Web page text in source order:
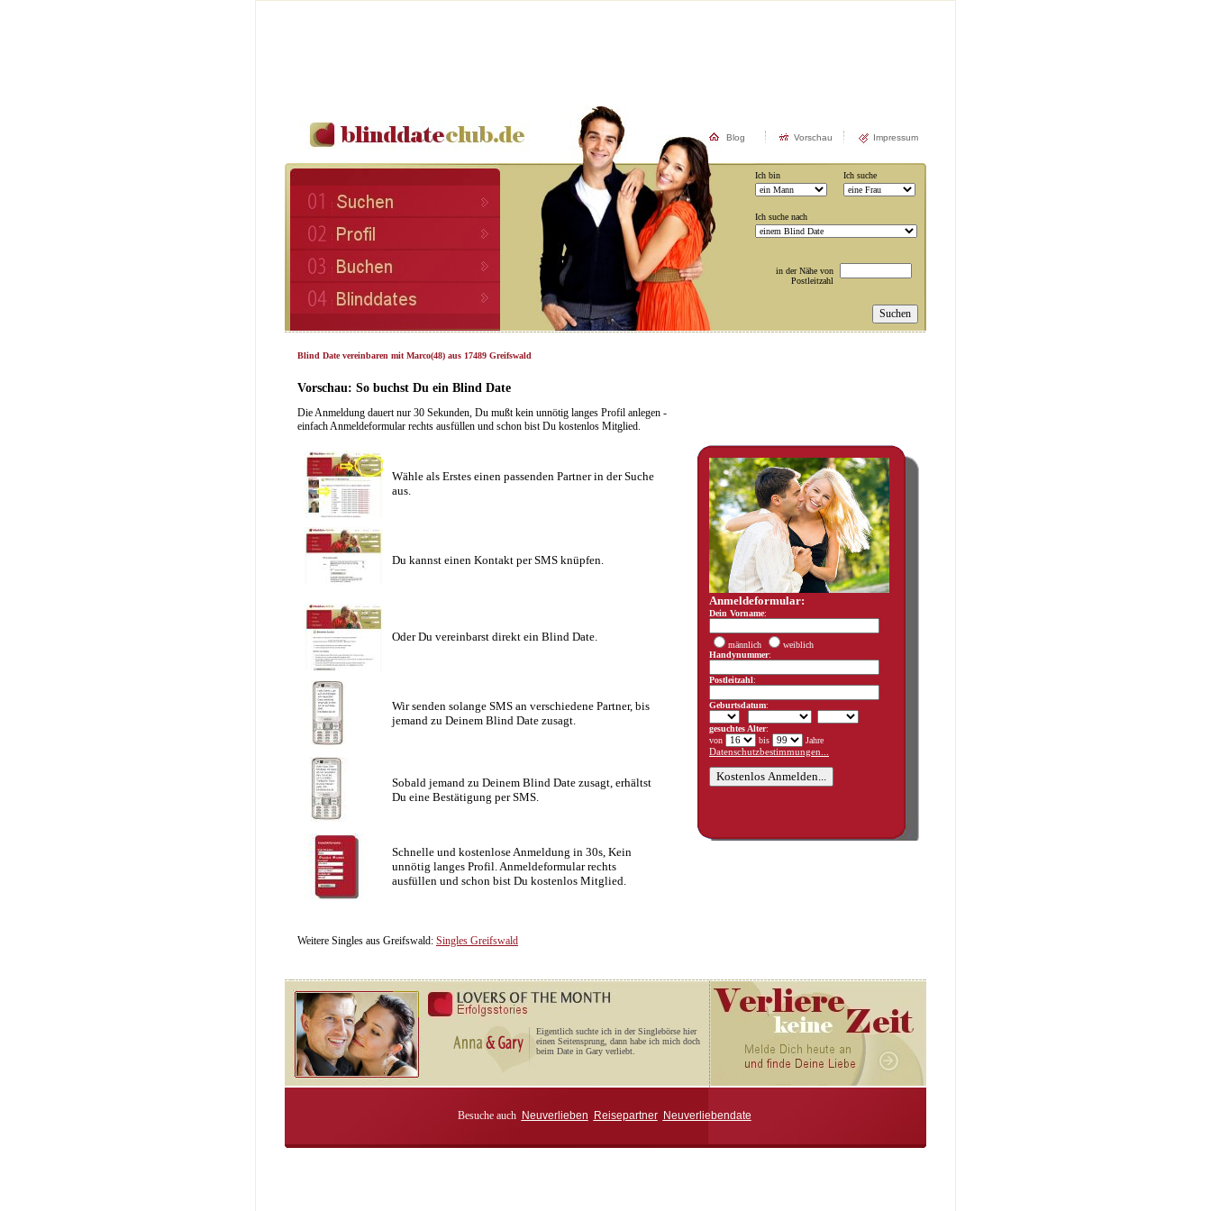
Blog Vorschau Impressum
Ich bin Ich suche
Ich suche nach
in der Nähe von
Postleitzahl
Blind Date vereinbaren mit Marco(48) aus 17489 Greifswald
Vorschau: So buchst Du ein Blind Date
Die Anmeldung dauert nur 30 Sekunden, Du mußt kein unnötig langes Profil anlegen -
einfach Anmeldeformular rechts ausfüllen und schon bist Du kostenlos Mitglied.
Wähle als Erstes einen passenden Partner in der Suche
aus.
Du kannst einen Kontakt per SMS knüpfen.
Oder Du vereinbarst direkt ein Blind Date.
Wir senden solange SMS an verschiedene Partner, bis
jemand zu Deinem Blind Date zusagt.
Sobald jemand zu Deinem Blind Date zusagt, erhältst
Du eine Bestätigung per SMS.
Schnelle und kostenlose Anmeldung in 30s, Kein
unnötig langes Profil. Anmeldeformular rechts
ausfüllen und schon bist Du kostenlos Mitglied.
Anmeldeformular:
Dein Vorname:
männlich
weiblich
Handynummer:
Postleitzahl:
Geburtsdatum:
gesuchtes Alter:
von
bis
Jahre
Datenschutzbestimmungen...
Weitere Singles aus Greifswald: Singles Greifswald
Eigentlich suchte ich in der Singlebörse hier
einen Seitensprung, dann habe ich mich doch
beim Date in Gary verliebt.
Besuche auch Neuverlieben Reisepartner Neuverliebendate